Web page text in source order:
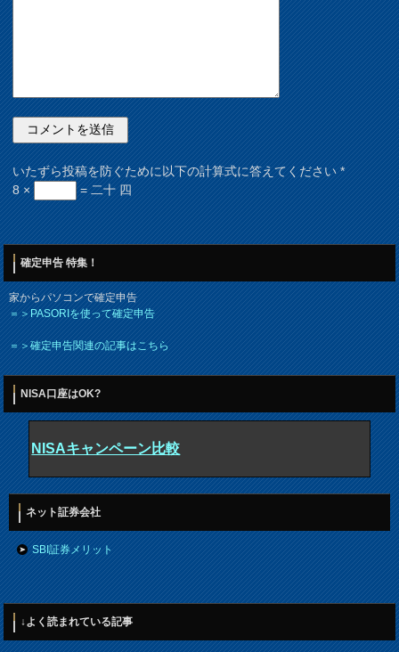
いたずら投稿を防ぐために以下の計算式に答えてください*
8 ×
= 二十 四
確定申告 特集！
家からパソコンで確定申告
＝＞PASORIを使って確定申告
＝＞確定申告関連の記事はこちら
NISA口座はOK?
NISAキャンペーン比較
ネット証券会社
SBI証券メリット
↓よく読まれている記事